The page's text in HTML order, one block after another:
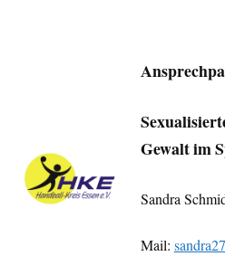
Gewalt im
Sandra
Mail: